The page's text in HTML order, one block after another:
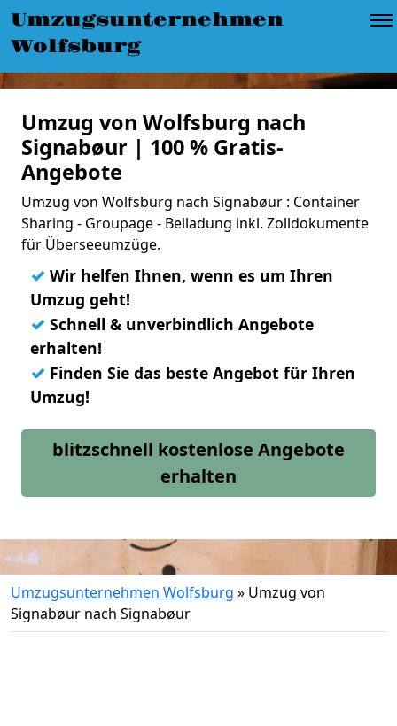
Umzugsunternehmen
Wolfsburg
Umzug von Wolfsburg nach
Signabøur | 100 % Gratis-
Angebote
Umzug von Wolfsburg nach Signabøur : Container
Sharing - Groupage - Beiladung inkl. Zolldokumente
für Überseeumzüge.
✓ Wir helfen Ihnen, wenn es um Ihren
Umzug geht!
✓ Schnell & unverbindlich Angebote
erhalten!
✓ Finden Sie das beste Angebot für Ihren
Umzug!
blitzschnell kostenlose Angebote
erhalten
Umzugsunternehmen Wolfsburg » Umzug von
Signabøur nach Signabøur